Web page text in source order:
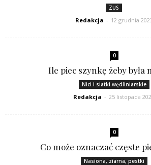
ZUS
Redakcja - 12 grudnia
0
Ile piec szynkę żeby była
Nici i siatki wędliniarskie
Redakcja - 25 listopada
0
Co może oznaczać częste
Nasiona, ziarna, pestki